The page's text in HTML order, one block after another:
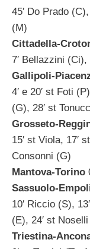
45′ Do Prado
(M)
Cittadella-
7′ Bellazzini (Ci),
Gallipoli-
4′ e 20′ st Foti
(G), 28′ st
Grosseto-
15′ st Viola, 17′
Consonni (G)
Mantova-Torino
Sassuolo-
10′ Riccio (S),
(E), 24′ st
Triestina-